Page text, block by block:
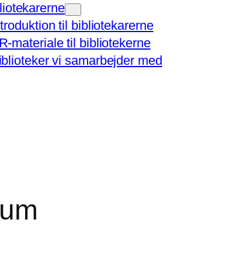
til bibliotekarerne
materiale til bibliotekerne
vi samarbejder med